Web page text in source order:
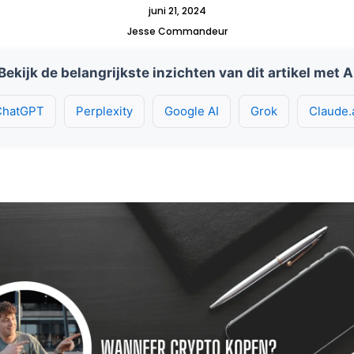
juni 21, 2024
Jesse Commandeur
de belangrijkste inzichten van dit artikel met
Perplexity Google AI Grok